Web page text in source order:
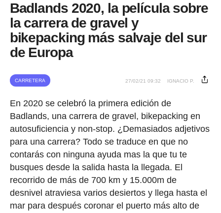
Badlands 2020, la película sobre
la carrera de gravel y
bikepacking más salvaje del sur
de Europa
CARRETERA 27/02/21 09:32 IGNACIO P.
En 2020 se celebró la primera edición de
Badlands, una carrera de gravel, bikepacking en
autosuficiencia y non-stop. ¿Demasiados adjetivos
para una carrera? Todo se traduce en que no
contarás con ninguna ayuda mas la que tu te
busques desde la salida hasta la llegada. El
recorrido de más de 700 km y 15.000m de
desnivel atraviesa varios desiertos y llega hasta el
mar para después coronar el puerto más alto de